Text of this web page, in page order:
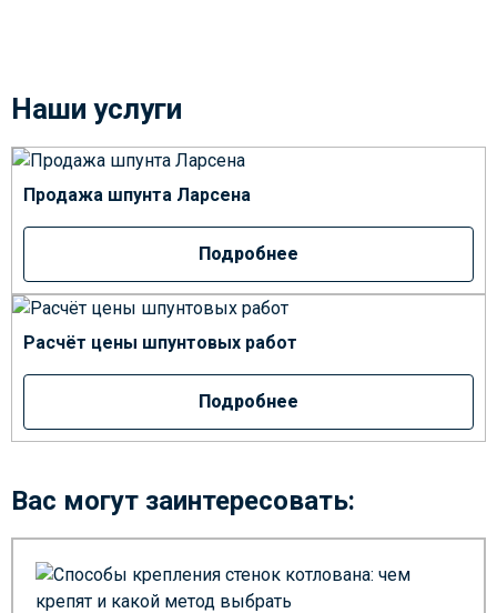
Наши услуги
Продажа шпунта Ларсена
Подробнее
Расчёт цены шпунтовых работ
Подробнее
Вас могут заинтересовать: